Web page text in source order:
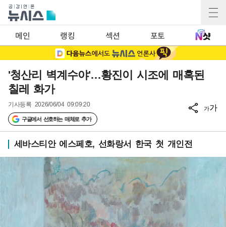
메인 랭킹 섹션 포토
'청산리 벽계수야'…황진이 시조에 매혹된
칠레 화가
기사등록 2026/06/04 09:09:20
구글에서 선호하는 매체로 추가
가가
세바스티안 에스페호, 선화랑서 한국 첫 개인전